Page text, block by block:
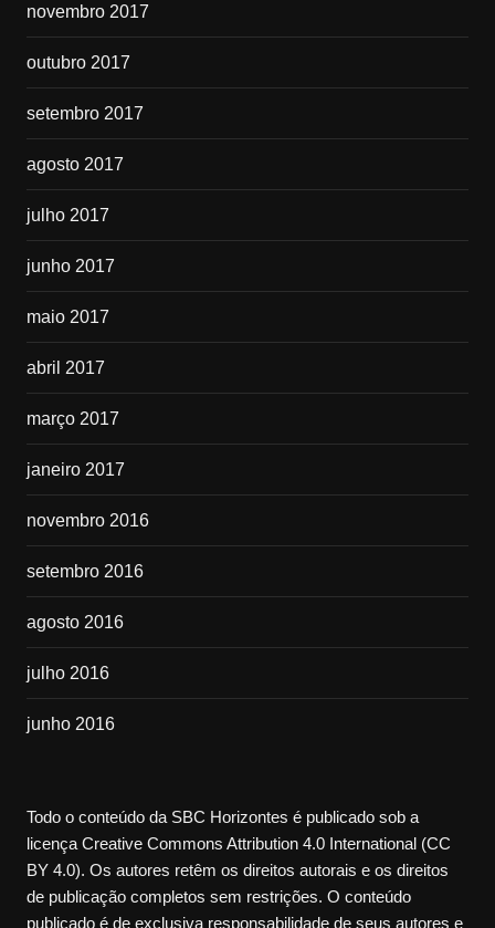
novembro 2017
outubro 2017
setembro 2017
agosto 2017
julho 2017
junho 2017
maio 2017
abril 2017
março 2017
janeiro 2017
novembro 2016
setembro 2016
agosto 2016
julho 2016
junho 2016
Todo o conteúdo da SBC Horizontes é publicado sob a
licença Creative Commons Attribution 4.0 International (CC
BY 4.0). Os autores retêm os direitos autorais e os direitos
de publicação completos sem restrições. O conteúdo
publicado é de exclusiva responsabilidade de seus autores e